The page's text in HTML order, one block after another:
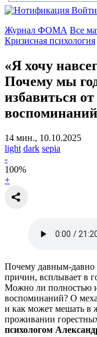
Войти
Журнал ФОМА Все
Кризисная психология
«Я хочу
Почему мы
избавиться
14 мин., 10.10.2025
light dark sepia
-
100%
+
Почему давным-давно
причин, всплывает в
Можно ли полностью
воспоминаний? О
и как может мешать в
проживании
психологом